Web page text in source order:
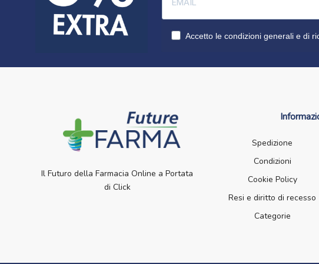
Accetto le condizioni generali e di
Il Futuro della Farmacia Online a Portata
di Click
Spedizione
Condizioni
Cookie Policy
Resi e diritto di recesso
Categorie